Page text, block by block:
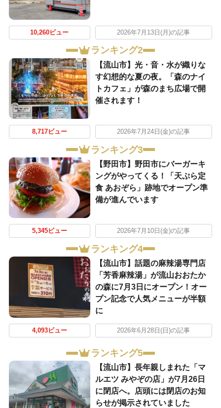
10,260ビュー 2026年7月13日(月)の記事
ランキング2
【流山市】光・音・水が織りな
す幻想的な夏の夜。「森のナイ
トカフェ」が森のまち広場で開
催されます！
8,717ビュー 2026年7月24日(金)の記事
ランキング3
【野田市】野田市にバーガーキ
ングがやってくる！「天ぷら定
食 あおぞら」跡地でオープン準
備が進んでいます
5,345ビュー 2026年7月10日(金)の記事
ランキング4
【流山市】話題の麻辣湯専門店
「芳香麻辣湯」が流山おおたか
の森に7月3日にオープン！オー
プン記念で人気メニューが半額
に
4,093ビュー 2026年6月28日(日)の記事
ランキング5
【流山市】長年親しまれた「マ
ルエツ みやぞの店」が7月26日
に閉店へ。店頭には閉店のお知
らせが掲示されていました